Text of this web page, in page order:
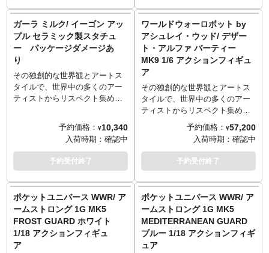
時序が人間界を覆うとき、彼は
「玄鴉騎士・鴉狩」の名のもと
に、記憶を捧げる覚悟のある次
の召喚者を待ち続ける。
ス」。こちらは、アシュレイ・
ウッドがデザインを担当、アン
ダーバースがプロデュースする
「アドベンチャーカルテル」シ
リーズから、モフモフカワイイ
パンダのコスチュームを身にま
とった「ハンサム・ウー」が登
クの留め具が機能したり、ブー
ツは革製だったりと、細部まで
コダワリが詰め込まれており、
アートフィギュアの枠だけには
おります！
アーマーに、羽織に袴風パンツ
を合わせた装備。アンダーバー
スらしいウェザリングも入れら
れ、質感の演出も。武器として
は「あらゆるものを切り裂く」
と言われる第六の剣「アンダー
ヘブン」、鎖鎌などが付属しま
す。丈夫なハーネスは、背負う
ことが出来るモルティス・スイ
らも存在感バツグン！
ガーラ ミルク/ イーゴン アッ
プル セラミック製スタチュ
ー パッケージダメージあ
り
その独創的な世界観とアートス
タイルで、世界中の多くのアー
ティストからリスペクト集める
エイティブなデザインチームが
作り上げる「アンダーバース」
より、過去にリリースされてい
たアシュレイ・ウッドデザイン
のリンゴをモチーフにしたアイ
ミルク）」ブランドとして戻っ
てきます！こちらのエディスと
イーゴンは、セラミック製で陶
器に艶やかでベルベットのよう
な光沢を与える、アンダーグレ
ーズを手作業で施したこだわり
予約価格： ¥10,340
入荷時期： 確認中
予約受付終了
ワールドウォーロボット by
アシュレイ・ウッド/ デザー
ト・アルファ バーティー
MK9 1/6 アクションフィギュ
ア
その独創的な世界観とアートス
タイルで、世界中の多くのアー
ティストからリスペクト集める
アシュレイ・ウッド率いるクリ
エイティブなデザインチームが
作り上げるオリジナルアイテム
が魅力の「アンダーバース」。
こちらはアシュレイ・ウッドの
ト』から、デザート仕様の「バ
ーティー MK9」が登場。フルシ
ョルダーモーション、ダブルジ
ョイントエルボー、回転可能な
ボディセグメント、関節式の手
予約価格： ¥57,200
入荷時期： 確認中
予約受付終了
ポケットユニバース WWR/ ア
ームストロング 1G MK5
FROST GUARD ホワイト
1/18 アクションフィギュ
ア
ポケットユニバース WWR/ ア
ームストロング 1G MK5
MEDITERRANEAN GUARD
ブルー 1/18 アクションフィギ
ュア